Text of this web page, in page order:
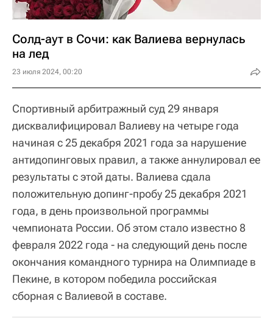
Солд-аут в Сочи: как Валиева вернулась
на лед
23 июля 2024, 00:20
Спортивный арбитражный суд 29 января
дисквалифицировал Валиеву на четыре года
начиная с 25 декабря 2021 года за нарушение
антидопинговых правил, а также аннулировал ее
результаты с этой даты. Валиева сдала
положительную допинг-пробу 25 декабря 2021
года, в день произвольной программы
чемпионата России. Об этом стало известно 8
февраля 2022 года - на следующий день после
окончания командного турнира на Олимпиаде в
Пекине, в котором победила российская
сборная с Валиевой в составе.